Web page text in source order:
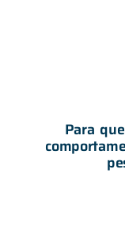
Para